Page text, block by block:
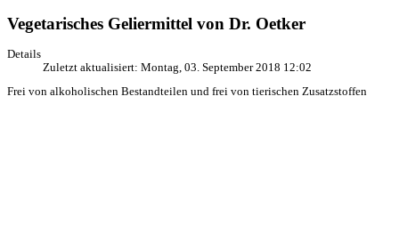
Vegetarisches Geliermittel von Dr. Oetker
Details
Zuletzt aktualisiert: Montag, 03. September 2018 12:02
Frei von alkoholischen Bestandteilen und frei von tierischen Zusatzstoffen